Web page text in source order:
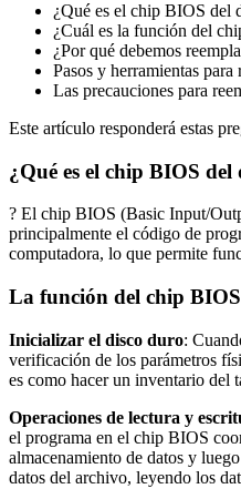
¿Qué es el chip BIOS del
¿Cuál es la función del
¿Por qué debemos
Pasos y herramientas
Las precauciones para
Este artículo responderá estas
¿Qué es el chip BIOS del
? El chip BIOS (Basic Input/
principalmente el código de
computadora, lo que permite
La función del chip
Inicializar el disco duro:
verificación de los parámetros
es como hacer un inventario del
Operaciones de lectura y
el programa en el chip BIOS
almacenamiento de datos y
datos del archivo, leyendo los